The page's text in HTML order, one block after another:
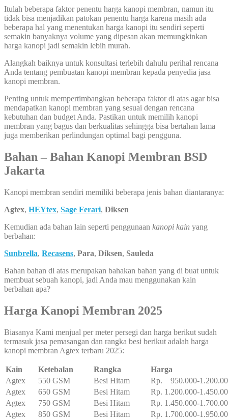
Itulah beberapa faktor penentu harga kanopi membran, namun itu
tidak bisa menjadikan patokan penentu harga karena masih ada
beberapa hal yang menentukan harga kanopi itu sendiri seperti
semakin banyaknya volume yang dipesan akan memungkinkan
harga kanopi jadi semakin lebih murah.
Alangkah baiknya untuk konsultasi terlebih dahulu perihal rencana
Anda tentang pembuatan kanopi membran kepada penyedia jasa
kanopi membran.
Penting untuk mempertimbangkan beberapa faktor di atas agar bisa
mendapatkan kanopi membran yang sesuai dengan rencana
kebutuhan dan budget Anda. Pastikan untuk memilih kanopi
membran yang bagus dan berkualitas sehingga bisa bertahan lama
juga memberikan perlindungan optimal bagi pengguna.
Bahan – Bahan Kanopi Membran BSD
Jakarta
Kanopi membran sendiri memiliki beberapa jenis bahan diantaranya:
Agtex, HEYtex, Sage Ferari, Diksen
Kemudian ada bahan lain seperti penggunaan kanopi kain yang
berbahan:
Sunbrella, Recasens, Para, Diksen, Sauleda
Bahan bahan di atas merupakan bahakan bahan yang di buat untuk
membuat sebuah kanopi, jadi Anda mau menggunakan kain
berbahan apa?
Harga Kanopi Membran 2025
Biasanya Kami menjual per meter persegi dan harga berikut sudah
termasuk jasa pemasangan dan rangka besi berikut adalah harga
kanopi membran Agtex terbaru 2025:
Kain Ketebalan Rangka
Harga
Agtex
550 GSM Besi Hitam
Rp. 950.000-
Agtex
650 GSM Besi Hitam
Rp. 1.200.000-
Agtex
750 GSM Besi Hitam
Rp. 1.450.000-
Agtex
850 GSM Besi Hitam
Rp. 1.700.000-